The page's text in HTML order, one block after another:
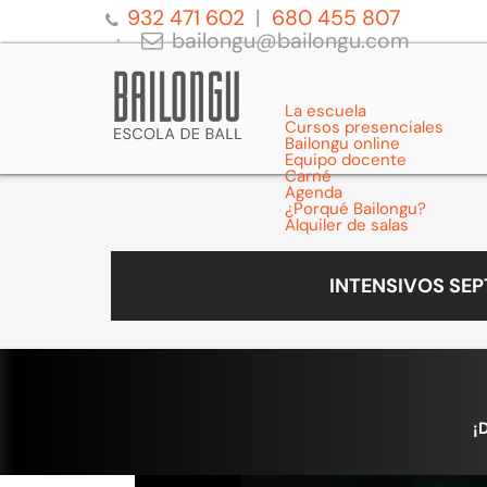
932 471 602
680 455 807
bailongu@bailongu.com
La escuela
Cursos presenciales
Bailongu online
Equipo docente
Carné
Agenda
¿Porqué Bailongu?
Alquiler de salas
INTENSIVOS